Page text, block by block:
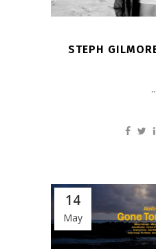
STEPH
...
14
May